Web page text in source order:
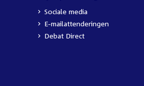
Sociale media
E-mailattenderingen
Debat Direct